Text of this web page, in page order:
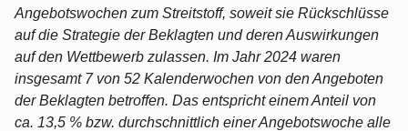
Angebotswochen zum Streitstoff, soweit sie Rückschlüsse
auf die Strategie der Beklagten und deren Auswirkungen
auf den Wettbewerb zulassen. Im Jahr 2024 waren
insgesamt 7 von 52 Kalenderwochen von den Angeboten
der Beklagten betroffen. Das entspricht einem Anteil von
ca. 13,5 % bzw. durchschnittlich einer Angebotswoche alle